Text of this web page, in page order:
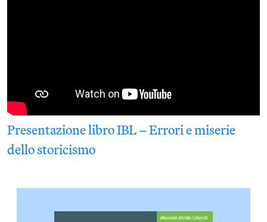
Presentazione libro IBL – Errori e miserie
dello storicismo